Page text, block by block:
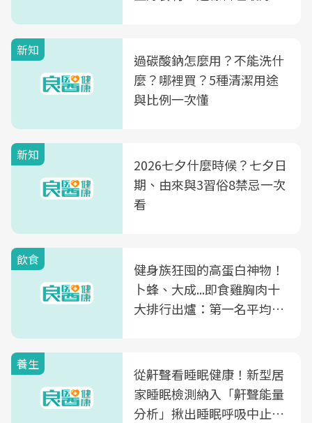
新知
過碳酸鈉怎麼用？不能洗什
麼？哪裡買？5種清潔用途
與比例一次懂
新知
2026七夕什麼時候？七夕日
期、由來與3習俗8禁忌一次
看
飲食
健身族狂囤的高蛋白神物！
卜蜂、大成...即食雞胸肉十
大排行出爐：第一名平均一
養生
從鼾聲看睡眠健康！新型居
家睡眠檢測納入「鼾聲能量
分析」揪出睡眠呼吸中止症